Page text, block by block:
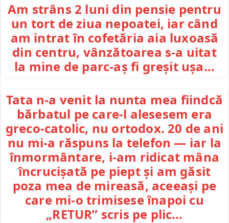
Am strâns 2 luni din pensie pentru
un tort de ziua nepoatei, iar când
am intrat în cofetăria aia luxoasă
din centru, vânzătoarea s-a uitat
la mine de parc-aș fi greșit ușa…
Tata n-a venit la nunta mea fiindcă
bărbatul pe care-l alesesem era
greco-catolic, nu ortodox. 20 de ani
nu mi-a răspuns la telefon — iar la
înmormântare, i-am ridicat mâna
încrucișată pe piept și am găsit
poza mea de mireasă, aceeași pe
care mi-o trimisese înapoi cu
„RETUR” scris pe plic…